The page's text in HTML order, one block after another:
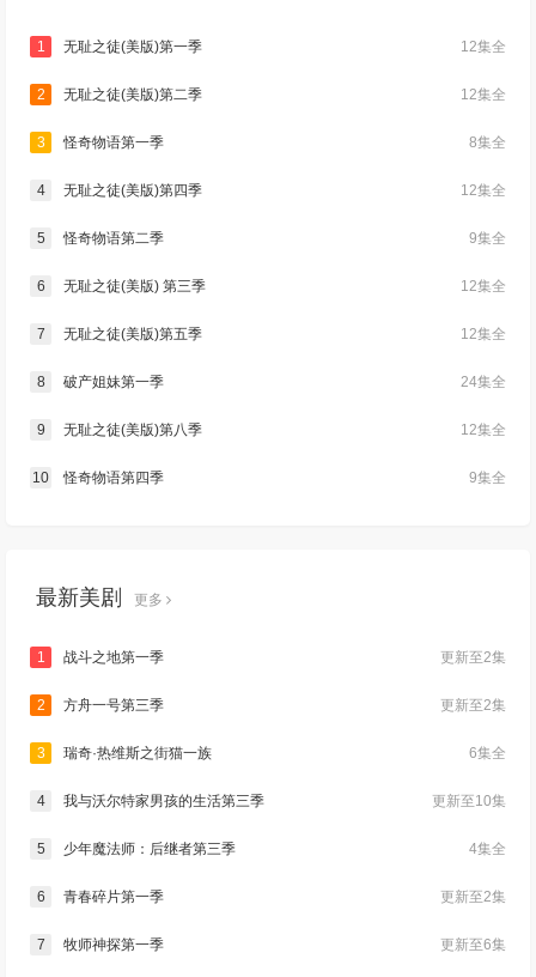
12集全
1 无耻之徒(美版)第一季
12集全
2 无耻之徒(美版)第二季
8集全
3 怪奇物语第一季
12集全
4 无耻之徒(美版)第四季
9集全
5 怪奇物语第二季
12集全
6 无耻之徒(美版) 第三季
12集全
7 无耻之徒(美版)第五季
24集全
8 破产姐妹第一季
12集全
9 无耻之徒(美版)第八季
9集全
10 怪奇物语第四季
最新美剧 更多
更新至2集
1 战斗之地第一季
更新至2集
2 方舟一号第三季
6集全
3 瑞奇·热维斯之街猫一族
更新至10集
4 我与沃尔特家男孩的生活第三季
4集全
5 少年魔法师：后继者第三季
更新至2集
6 青春碎片第一季
更新至6集
7 牧师神探第一季